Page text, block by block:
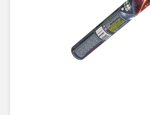
Маленькие фейерверки
Средние фейерверки
Большие фейерверки